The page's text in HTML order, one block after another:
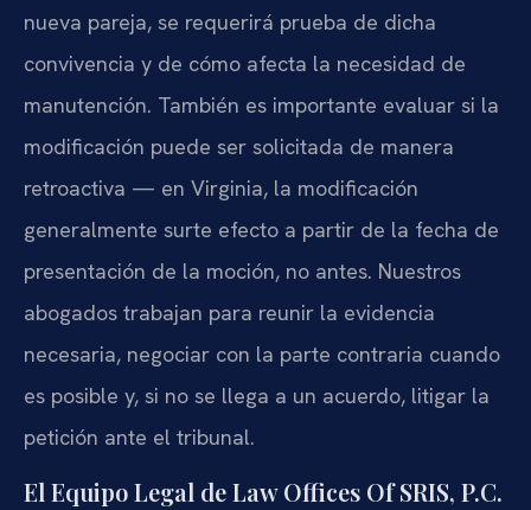
nueva pareja, se requerirá prueba de dicha
convivencia y de cómo afecta la necesidad de
manutención. También es importante evaluar si la
modificación puede ser solicitada de manera
retroactiva — en Virginia, la modificación
generalmente surte efecto a partir de la fecha de
presentación de la moción, no antes. Nuestros
abogados trabajan para reunir la evidencia
necesaria, negociar con la parte contraria cuando
es posible y, si no se llega a un acuerdo, litigar la
petición ante el tribunal.
El Equipo Legal de Law Offices Of SRIS, P.C.